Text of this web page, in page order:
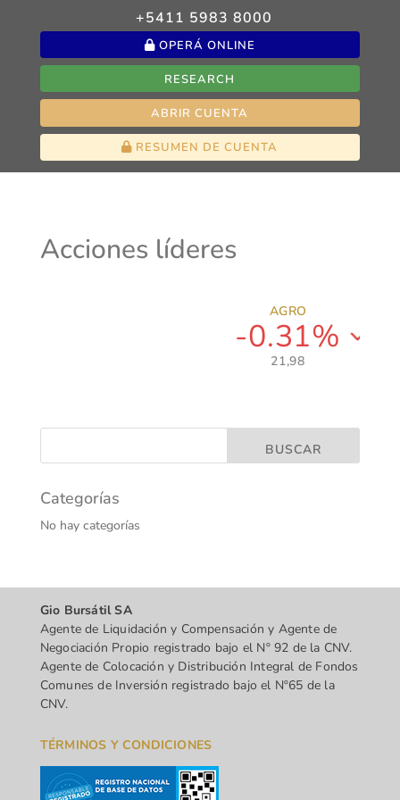
+5411 5983 8000
OPERÁ ONLINE
RESEARCH
ABRIR CUENTA
RESUMEN DE CUENTA
Acciones líderes
AGRO
-0.31%
21,98
Categorías
No hay categorías
Gio Bursátil SA
Agente de Liquidación y Compensación y Agente de
Negociación Propio registrado bajo el Nº 92 de la CNV.
Agente de Colocación y Distribución Integral de Fondos
Comunes de Inversión registrado bajo el Nº65 de la
CNV.
TÉRMINOS Y CONDICIONES